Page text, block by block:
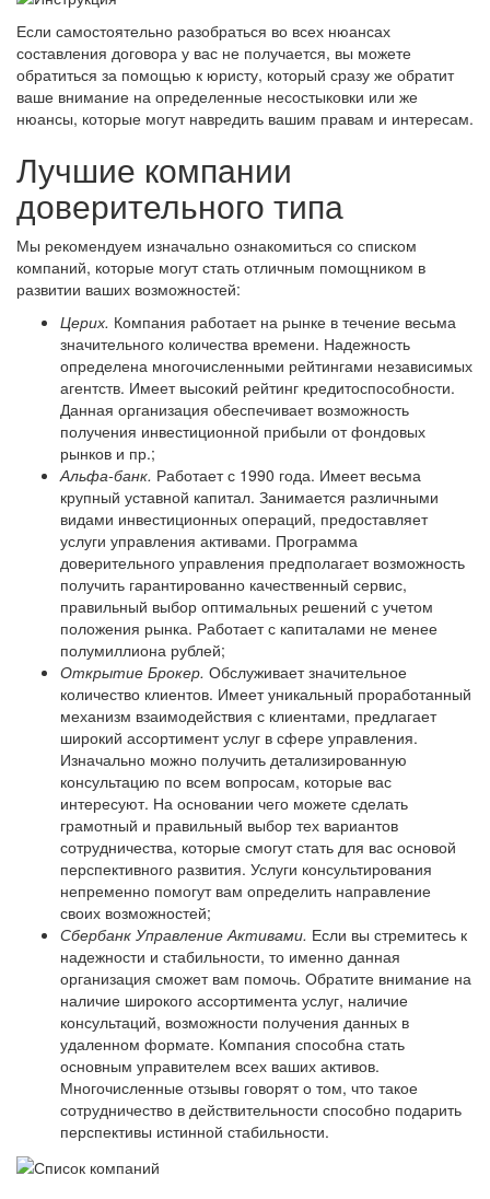
Если самостоятельно разобраться во всех нюансах
составления договора у вас не получается, вы можете
обратиться за помощью к юристу, который сразу же обратит
ваше внимание на определенные несостыковки или же
нюансы, которые могут навредить вашим правам и интересам.
Лучшие компании
доверительного типа
Мы рекомендуем изначально ознакомиться со списком
компаний, которые могут стать отличным помощником в
развитии ваших возможностей:
Церих. Компания работает на рынке в течение весьма
значительного количества времени. Надежность
определена многочисленными рейтингами независимых
агентств. Имеет высокий рейтинг кредитоспособности.
Данная организация обеспечивает возможность
получения инвестиционной прибыли от фондовых
рынков и пр.;
Альфа-банк. Работает с 1990 года. Имеет весьма
крупный уставной капитал. Занимается различными
видами инвестиционных операций, предоставляет
услуги управления активами. Программа
доверительного управления предполагает возможность
получить гарантированно качественный сервис,
правильный выбор оптимальных решений с учетом
положения рынка. Работает с капиталами не менее
полумиллиона рублей;
Открытие Брокер. Обслуживает значительное
количество клиентов. Имеет уникальный проработанный
механизм взаимодействия с клиентами, предлагает
широкий ассортимент услуг в сфере управления.
Изначально можно получить детализированную
консультацию по всем вопросам, которые вас
интересуют. На основании чего можете сделать
грамотный и правильный выбор тех вариантов
сотрудничества, которые смогут стать для вас основой
перспективного развития. Услуги консультирования
непременно помогут вам определить направление
своих возможностей;
Сбербанк Управление Активами. Если вы стремитесь к
надежности и стабильности, то именно данная
организация сможет вам помочь. Обратите внимание на
наличие широкого ассортимента услуг, наличие
консультаций, возможности получения данных в
удаленном формате. Компания способна стать
основным управителем всех ваших активов.
Многочисленные отзывы говорят о том, что такое
сотрудничество в действительности способно подарить
перспективы истинной стабильности.